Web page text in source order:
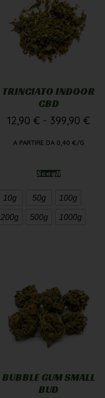
TRINCIATO INDOOR
CBD
12,90 € - 399,90 €
A PARTIRE DA 0,40 €/G
Scegli
10g 50g 100g
200g 500g 1000g
BUBBLE GUM SMALL
BUD